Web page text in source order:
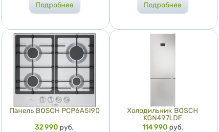
Подробнее
Подробнее
Панель BOSCH PCP6A5I90
Цена
32 990 руб.
Холодильник BOSCH
KGN497LDF
Цена
114 990 руб.